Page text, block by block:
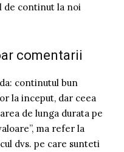
de continut la noi
comentarii
continutul bun
la inceput, dar ceea
de lunga durata pe
ma refer la
dvs. pe care sunteti